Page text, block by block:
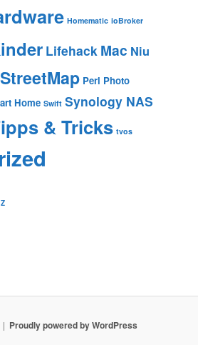
Homematic ioBroker
Lifehack Mac Niu
Perl Photo
Home Swift Synology NAS
& Tricks tvos
Proudly powered by WordPress